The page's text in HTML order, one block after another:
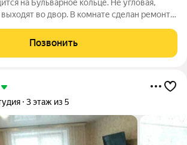
на Бульварное кольце. Не угловая,
во двор. В комнате сделан ремонт:
трубы. Установлены новые счетчики
Позвонить
3 этаж из 5